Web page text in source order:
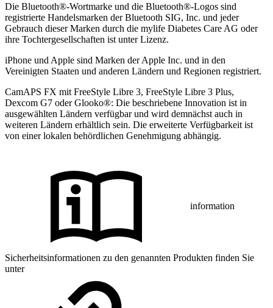
Die Bluetooth®-Wortmarke und die Bluetooth®-Logos sind
registrierte Handelsmarken der Bluetooth SIG, Inc. und jeder
Gebrauch dieser Marken durch die mylife Diabetes Care AG oder
ihre Tochtergesellschaften ist unter Lizenz.
iPhone und Apple sind Marken der Apple Inc. und in den
Vereinigten Staaten und anderen Ländern und Regionen registriert.
CamAPS FX mit FreeStyle Libre 3, FreeStyle Libre 3 Plus,
Dexcom G7 oder Glooko®: Die beschriebene Innovation ist in
ausgewählten Ländern verfügbar und wird demnächst auch in
weiteren Ländern erhältlich sein. Die erweiterte Verfügbarkeit ist
von einer lokalen behördlichen Genehmigung abhängig.
information
Sicherheitsinformationen zu den genannten Produkten finden Sie
unter